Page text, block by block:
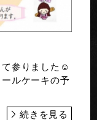
て参りました☺️
ルケーキの予
続きを見る